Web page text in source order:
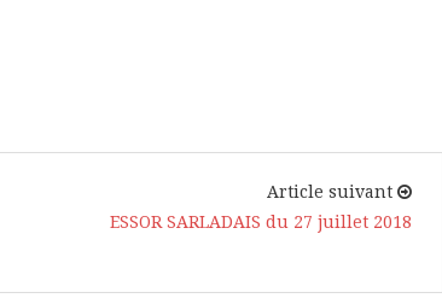
Article suivant
ESSOR SARLADAIS du 27 juillet 2018